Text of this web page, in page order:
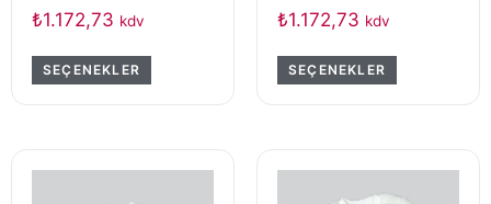
₺1.172,73 kdv
SEÇENEKLER
₺1.172,73 kdv
SEÇENEKLER